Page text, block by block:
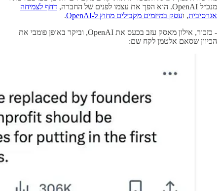
מנכ״ל OpenAI. הוא הפך את עצמו לפנים של החברה,
דחף לצמיחה
אגרסיבית, ועסק במיזמים מקבילים מחוץ ל-OpenAI
.
- כזכור, אילון מאסק עזב בכעס את OpenAI, וביקר באופן פומבי את
הכיוון שסאם אלטמן לקח שם: